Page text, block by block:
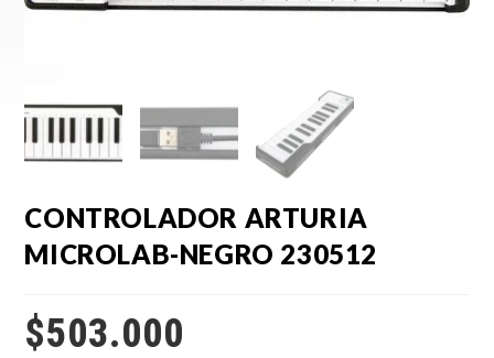
CONTROLADOR ARTURIA
MICROLAB-NEGRO 230512
$503.000